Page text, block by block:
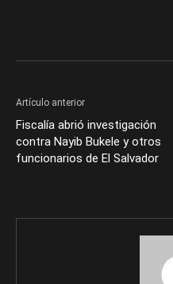
Artículo anterior
Fiscalía abrió investigación
contra Nayib Bukele y otros
funcionarios de El Salvador